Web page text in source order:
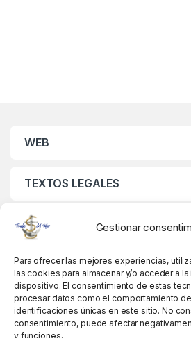
Gestionar
Para ofrecer las mejores experiencias,
las cookies para almacenar y/o acceder a
dispositivo. El consentimiento de estas
procesar datos como el comportamiento
identificaciones únicas en este sitio. No
consentimiento, puede afectar
y funciones.
WEB
TEXTOS LEGALES
MIS DATOS